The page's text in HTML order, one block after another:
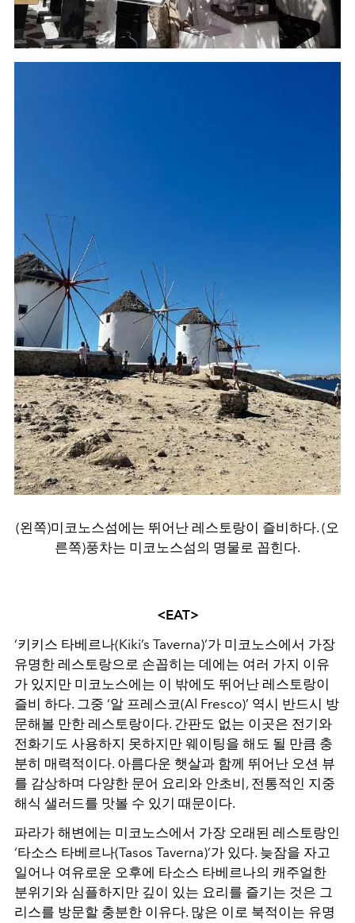
(왼쪽)미코노스섬에는 뛰어난 레스토랑이 즐비하다. (오
른쪽)풍차는 미코노스섬의 명물로 꼽힌다.
<EAT>
‘키키스 타베르나(Kiki’s Taverna)’가 미코노스에서 가장
유명한 레스토랑으로 손꼽히는 데에는 여러 가지 이유
가 있지만 미코노스에는 이 밖에도 뛰어난 레스토랑이
즐비 하다. 그중 ‘알 프레스코(Al Fresco)’ 역시 반드시 방
문해볼 만한 레스토랑이다. 간판도 없는 이곳은 전기와
전화기도 사용하지 못하지만 웨이팅을 해도 될 만큼 충
분히 매력적이다. 아름다운 햇살과 함께 뛰어난 오션 뷰
를 감상하며 다양한 문어 요리와 안초비 , 전통적인 지중
해식 샐러드를 맛볼 수 있기 때문이다.
파라가 해변에는 미코노스에서 가장 오래된 레스토랑인
‘타소스 타베르나(Tasos Taverna)’가 있다. 늦잠을 자고
일어나 여유로운 오후에 타소스 타베르나의 캐주얼한
분위기와 심플하지만 깊이 있는 요리를 즐기는 것은 그
리스를 방문할 충분한 이유다. 많은 이로 북적이는 유명